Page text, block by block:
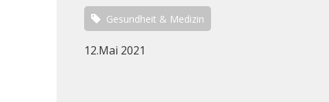
Gesundheit & Medizin
12.Mai 2021